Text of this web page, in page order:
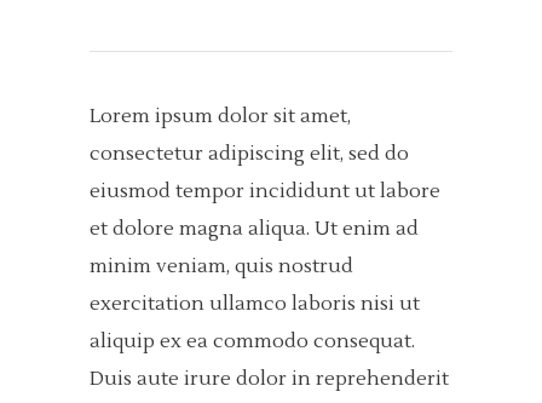
Lorem ipsum dolor sit amet,
consectetur adipiscing elit, sed do
eiusmod tempor incididunt ut labore
et dolore magna aliqua. Ut enim ad
minim veniam, quis nostrud
exercitation ullamco laboris nisi ut
aliquip ex ea commodo consequat.
Duis aute irure dolor in reprehenderit